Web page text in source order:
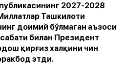
2027-2028
Ташкилоти
доимий бўлмаган аъзоси
билан Президент
қирғиз халқини чин
этди.